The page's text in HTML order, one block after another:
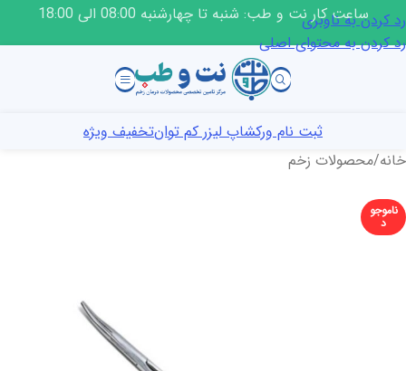
رد کردن به ناوبری
رد کردن به محتوای اصلی
ساعت کار نت و طب: شنبه تا چهارشنبه 08:00 الی 18:00
ثبت نام ورکشاپ لیزر کم توانتخفیف ویژه
خانه/محصولات زخم
ناموجو
د